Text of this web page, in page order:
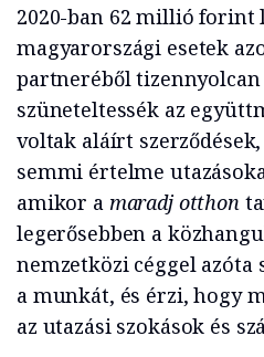
2020-ban 62 millió forint
magyarországi esetek
partneréből
szüneteltessék az
voltak aláírt
semmi értelme
amikor a maradj otthon
legerősebben a
nemzetközi céggel
a munkát, és érzi, hogy
az utazási szokások és